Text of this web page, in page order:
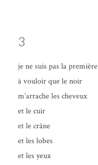
3
je ne suis pas la première
à vou­loir que le noir
m’ar­rache les cheveux
et le cuir
et le crâne
et les lobes
et les yeux